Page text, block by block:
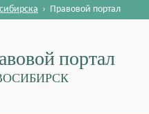
портал
› Правовой портал